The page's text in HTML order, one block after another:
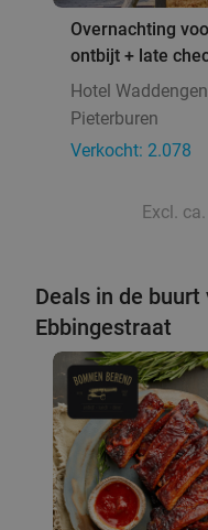
Overnachting
ontbijt + late
Hotel
Pieterburen
Verkocht: 2.078
Excl.
Deals in de
Ebbingestraat